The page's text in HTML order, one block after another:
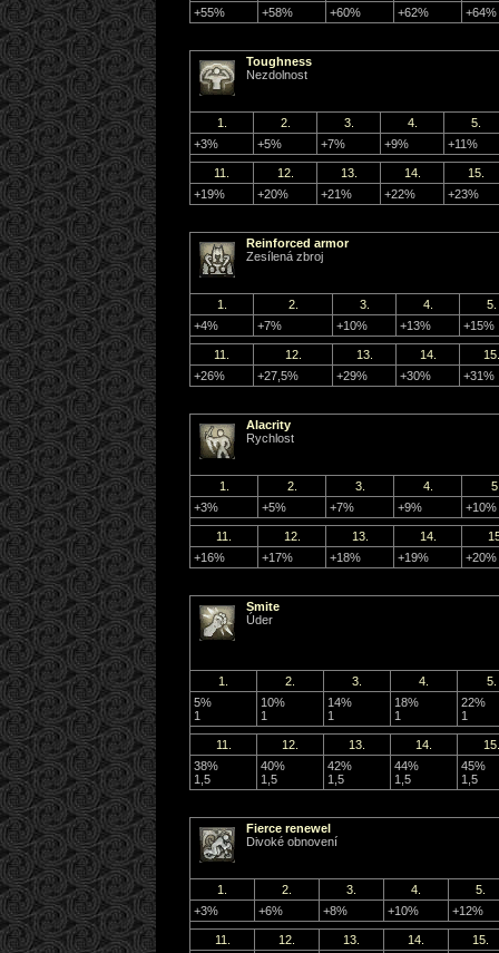
+55%
+58% +60% +62% +64%
Toughness
Nezdolnost
1. 2. 3. 4.
5.
+3%
+5% +7% +9% +11%
11. 12. 13. 14.
15.
+19%
+20% +21% +22% +23%
Reinforced armor
Zesílená zbroj
1. 2. 3. 4.
5.
+4%
+7% +10% +13% +15%
11. 12. 13. 14.
15.
+26%
+27,5% +29% +30% +31%
Alacrity
Rychlost
1. 2. 3. 4.
+3%
+5% +7% +9% +10%
11. 12. 13. 14.
+16%
+17% +18% +19% +20%
Smite
Úder
1. 2. 3. 4.
5.
5%
1
10%
1
14%
1
18%
1
22%
1
11. 12. 13. 14.
15.
38%
1,5
40%
1,5
42%
1,5
44%
1,5
45%
1,5
Fierce renewel
Divoké obnovení
1. 2. 3. 4.
5.
+3%
+6% +8% +10% +12%
11. 12. 13. 14.
15.